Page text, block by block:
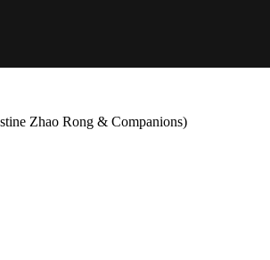
Zhao Rong & Companions)